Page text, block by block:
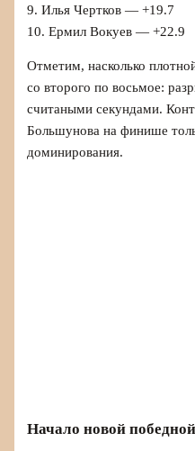
9. Илья Чертков — +19.7
10. Ермил Вокуев — +22.9
Отметим, насколько
со второго по восьмое:
считаными секундами.
Большунова на финише
доминирования.
Начало новой